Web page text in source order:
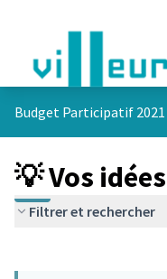
Budget Participatif 2021
💡 Vos idées
Filtrer et rechercher